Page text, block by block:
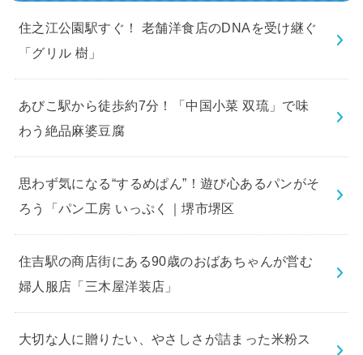
住之江公園駅すぐ！ 老舗洋食店のDNAを受け継ぐ
「グリル 樹」
あびこ駅から徒歩約7分！「中国小菜 双琉」で味
わう絶品麻婆豆腐
思わず気になる“するめぱん”！遊び心あるパンがそ
ろう「パン工房 いっぷく｜堺市堺区
住吉駅の商店街にある90歳のおばあちゃんが営む
婦人服店「三木屋洋装店」
大切な人に贈りたい、やさしさが詰まった米粉ス